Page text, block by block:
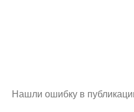
Нашли ошибку в